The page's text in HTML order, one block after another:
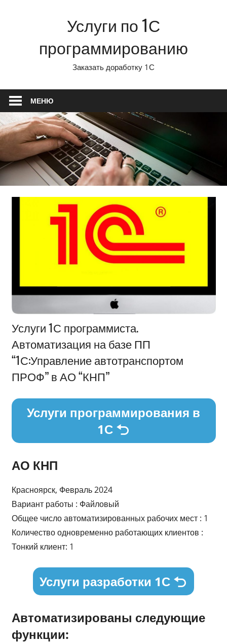
Услуги по 1С
программированию
Заказать доработку 1С
МЕНЮ
Информация
Услуги 1С программиста.
Автоматизация на базе ПП
“1С:Управление автотранспортом
ПРОФ” в АО “КНП”
Услуги программирования в
1С
АО КНП
Красноярск, Февраль 2024
Вариант работы : Файловый
Общее число автоматизированных рабочих мест : 1
Количество одновременно работающих клиентов :
Тонкий клиент: 1
Услуги разработки 1С
Автоматизированы следующие
функции: